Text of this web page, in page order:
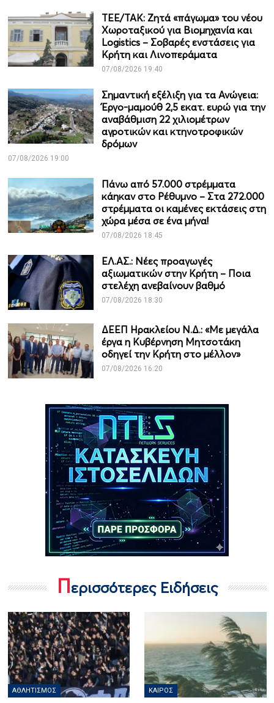
ΤΕΕ/ΤΑΚ: Ζητά «πάγωμα» του νέου
Χωροταξικού για Βιομηχανία και
Logistics – Σοβαρές ενστάσεις για
Κρήτη και Λινοπεράματα
07/08/2026 19:40
Σημαντική εξέλιξη για τα Ανώγεια:
Έργο-μαμούθ 2,5 εκατ. ευρώ για την
αναβάθμιση 22 χιλιομέτρων
αγροτικών και κτηνοτροφικών
δρόμων
07/08/2026 19:00
Πάνω από 57.000 στρέμματα
κάηκαν στο Ρέθυμνο – Στα 272.000
στρέμματα οι καμένες εκτάσεις στη
χώρα μέσα σε ένα μήνα!
07/08/2026 18:45
ΕΛ.ΑΣ.: Νέες προαγωγές
αξιωματικών στην Κρήτη – Ποια
στελέχη ανεβαίνουν βαθμό
07/08/2026 18:30
ΔΕΕΠ Ηρακλείου Ν.Δ.: «Με μεγάλα
έργα η Κυβέρνηση Μητσοτάκη
οδηγεί την Κρήτη στο μέλλον»
07/08/2026 16:20
Περισσότερες Ειδήσεις
ΑΘΛΗΤΙΣΜΌΣ ΚΑΙΡΌΣ